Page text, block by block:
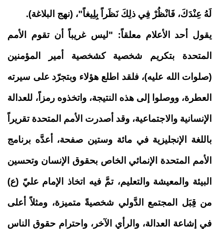
لَهُ عِنْدَكَ، فَانْظُرْ فِي ذلِكَ نَظَراً بِلِيغاً"، (نهج البلاغة).
يقول أحد الأعلام معلقاً: "ليس غريباً أن تقوم الأمم
المتحدة بتكريم شخصية كشخصية أمير المؤمنين
(صلوات الله عليه)، فلقد اطلع هؤلاء وبتجرّد على سيرته
العطرة، ووصلوا إلى هذه النتيجة، واتخذوه رمزاً، للعدالة
الإنسانية والاجتماعية، وقد أصدرت الأمم المتحدة تقريراً
باللغة الإنجليزية في مائة وستين صفحة، أعدَّه برنامج
الأمم المتحدة الإنمائي الخاص بحقوق الإنسان وتحسين
البيئة والمعيشة والتعليم، تمَّ فيه اتخاذ الإمام عليّ (ع)
من قِبَل المجتمع الدَّولي شخصيةً متميزة، ومثلاً أعلى
في إشاعة العدالة، والرأي الآخر، واحترام حقوق الناس